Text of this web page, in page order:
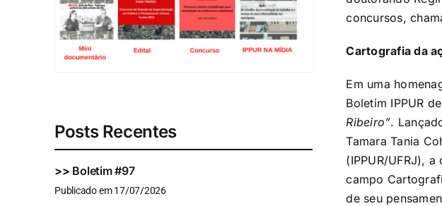
Posts Recentes
>> Boletim #97
Publicado em 17/07/2026
concursos,
Cartografia da
Em uma
Boletim IPPUR
Ribeiro”.
Tamara Tania
(IPPUR/UFRJ),
campo
de seu